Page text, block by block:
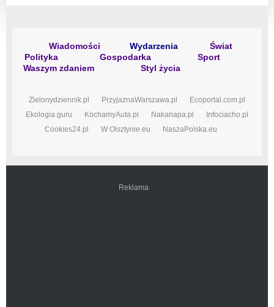
Wiadomości Wydarzenia
Świat
Polityka
Gospodarka
Sport
Waszym zdaniem
Styl życia
Zielonydziennik.pl PrzyjaznaWarszawa.pl
Ecoportal.com.pl
Ekologia.guru
KochamyAuta.pl Nakanapa.pl
Infociacho.pl
Cookies24.pl
W Olsztynie.eu NaszaPolska.eu
Reklama